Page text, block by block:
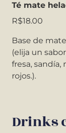
Té mate
R$18.00
Base de
(elija un
fresa,
rojos.).
Drinks